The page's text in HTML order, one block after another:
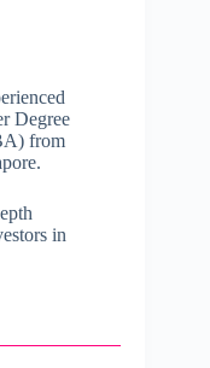
Degree
from
in